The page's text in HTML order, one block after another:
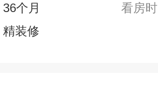
36个月
看房
精装修